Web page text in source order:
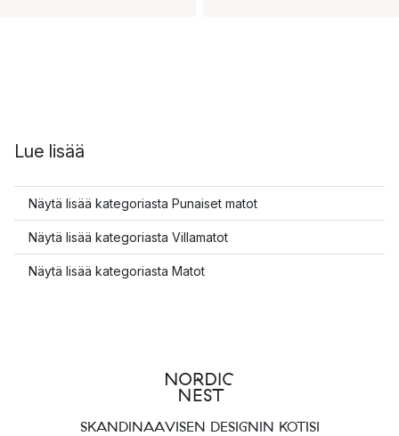
Lue lisää
Näytä lisää kategoriasta Punaiset matot
Näytä lisää kategoriasta Villamatot
Näytä lisää kategoriasta Matot
SKANDINAAVISEN DESIGNIN KOTISI